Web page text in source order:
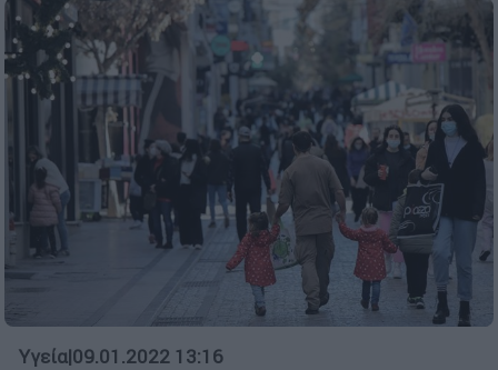
Υγεία|09.01.2022 13:16